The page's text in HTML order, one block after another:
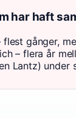
har haft
flest gånger,
– flera år
Lantz) under